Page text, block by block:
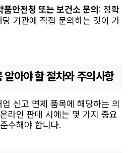
안전청 또는 보건소 문의 : 정확
기관에 직접 문의하는 것이 가
알아야 할 절차와 주의사항
신고 면제 품목에 해당하는 의
라인 판매 시에는 몇 가지 중요
수해야 합니다.